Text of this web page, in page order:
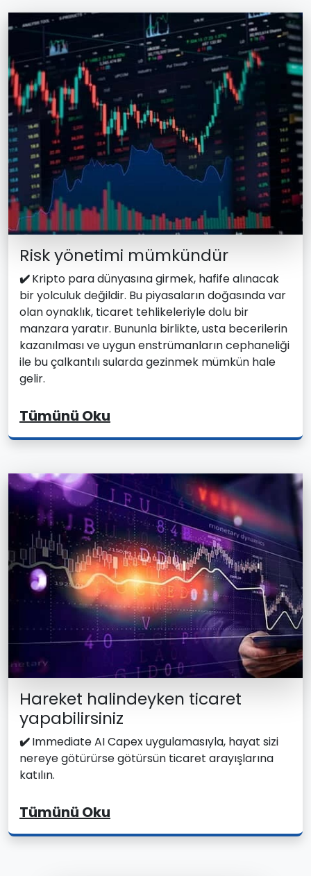
Risk yönetimi mümkündür
✔️Kripto para dünyasına girmek, hafife alınacak
bir yolculuk değildir. Bu piyasaların doğasında var
olan oynaklık, ticaret tehlikeleriyle dolu bir
manzara yaratır. Bununla birlikte, usta becerilerin
kazanılması ve uygun enstrümanların cephaneliği
ile bu çalkantılı sularda gezinmek mümkün hale
gelir.
Tümünü Oku
Hareket halindeyken ticaret
yapabilirsiniz
✔️Immediate AI Capex uygulamasıyla, hayat sizi
nereye götürürse götürsün ticaret arayışlarına
katılın.
Tümünü Oku